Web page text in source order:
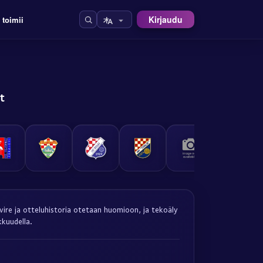
toimii Kirjaudu
ja otteluhistoria otetaan huomioon, ja tekoäly